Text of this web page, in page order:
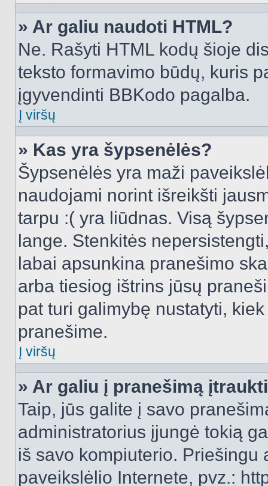
» Ar galiu naudoti HTML?
Ne. Rašyti HTML kodų šioje
teksto formavimo būdų, kuris
įgyvendinti BBKodo pagalba.
Į viršų
» Kas yra šypsenėlės?
Šypsenėlės yra maži
naudojami norint išreikšti
tarpu :( yra liūdnas. Visą
lange. Stenkitės
labai apsunkina pranešimo
arba tiesiog ištrins jūsų
pat turi galimybę nustatyti,
pranešime.
Į viršų
» Ar galiu į pranešimą
Taip, jūs galite į savo
administratorius įjungė tokią
iš savo kompiuterio.
paveikslėlio Internete, pvz.: